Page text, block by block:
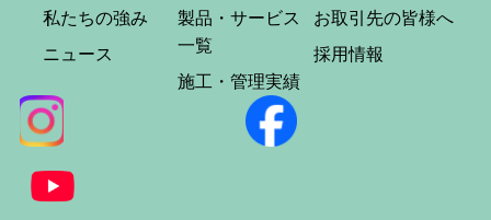
私たちの強み
ニュース
製品・サービス
一覧
施工・管理実績
お取引先の皆様へ
採用情報